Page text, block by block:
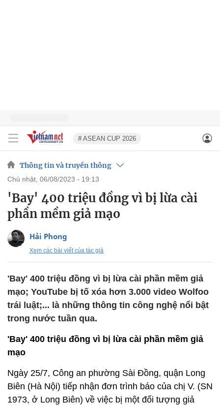
# ASEAN CUP 2026
Thông tin và truyền thông
chủ nhật, 06/08/2023 - 19:13
'Bay' 400 triệu đồng vì bị lừa cài
phần mềm giả mạo
Hải Phong
Xem các bài viết của tác giả
'Bay' 400 triệu đồng vì bị lừa cài phần mềm giả
mạo; YouTube bị tố xóa hơn 3.000 video Wolfoo
trái luật;... là những thông tin công nghệ nổi bật
trong nước tuần qua.
'Bay' 400 triệu đồng vì bị lừa cài phần mềm giả
mạo
Ngày 25/7, Công an phường Sài Đồng, quận Long
Biên (Hà Nội) tiếp nhận đơn trình báo của chị V. (SN
1973, ở Long Biên) về việc bị một đối tượng giả